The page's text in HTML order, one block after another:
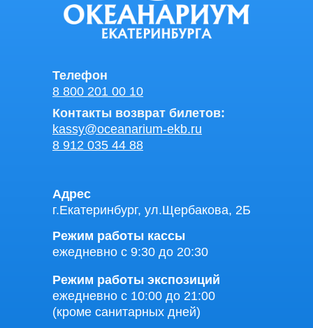
Телефон
8 800 201 00 10
Контакты возврат билетов:
kassy@oceanarium-ekb.ru
8 912 035 44 88
Адрес
г.Екатеринбург, ул.Щербакова, 2Б
Режим работы кассы
ежедневно с 9:30 до 20:30
Режим работы экспозиций
ежедневно с 10:00 до 21:00
(кроме санитарных дней)